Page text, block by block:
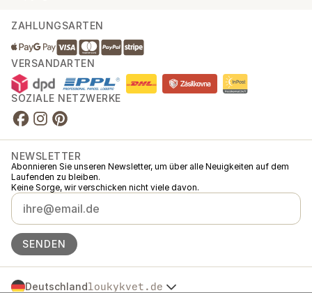
ZAHLUNGSARTEN
VERSANDARTEN
SOZIALE NETZWERKE
NEWSLETTER
Abonnieren Sie unseren Newsletter, um über alle Neuigkeiten auf dem
Laufenden zu bleiben.
Keine Sorge, wir verschicken nicht viele davon.
SENDEN
Deutschlandloukykvet.de